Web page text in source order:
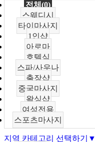
전체(0)
스웨디시
타이마사지
1인샵
아로마
호텔식
스파/사우나
출장샵
중국마사지
왁싱샵
여성전용
스포츠마사지
지역 카테고리 선택하기▼